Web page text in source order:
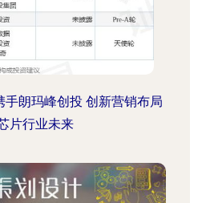
手朗玛峰创投 创新营销布局
片行业未来